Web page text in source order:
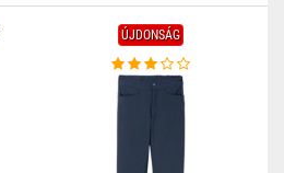
ÚJDONSÁG